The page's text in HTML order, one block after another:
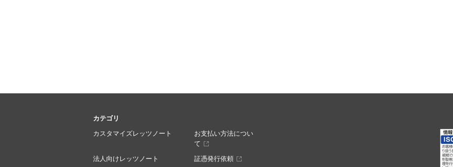
カテゴリ
カスタマイズレッツノート
お支払い方法につい
て
法人向けレッツノート
証憑発行依頼